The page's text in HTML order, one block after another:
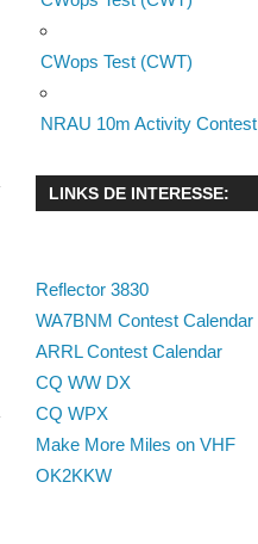
CWops Test (CWT)
NRAU 10m Activity Contest
LINKS DE INTERESSE:
Reflector 3830
WA7BNM Contest Calendar
ARRL Contest Calendar
CQ WW DX
CQ WPX
Make More Miles on VHF
OK2KKW